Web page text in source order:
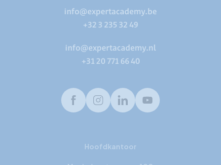
info@expertacademy.be
+32 3 235 32 49
info@expertacademy.nl
+31 20 771 66 40
FacebookInstagramLinkedInYoutube
Hoofdkantoor